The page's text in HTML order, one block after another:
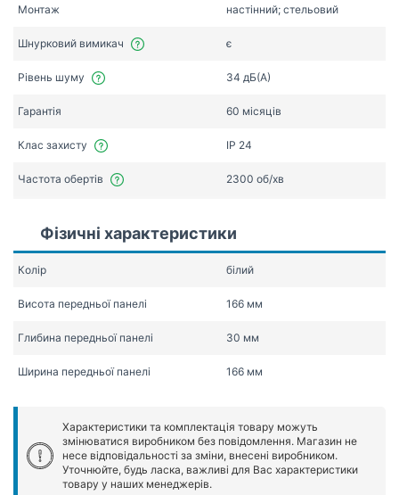
Монтаж настінний; стельовий
Шнурковий вимикач є
Рівень шуму 34 дБ(А)
Гарантія 60 місяців
Клас захисту IP 24
Частота обертів 2300 об/хв
Фізичні характеристики
Колір білий
Висота передньої панелі 166 мм
Глибина передньої панелі 30 мм
Ширина передньої панелі 166 мм
Характеристики та комплектація товару можуть
змінюватися виробником без повідомлення. Магазин не
несе відповідальності за зміни, внесені виробником.
Уточнюйте, будь ласка, важливі для Вас характеристики
товару у наших менеджерів.